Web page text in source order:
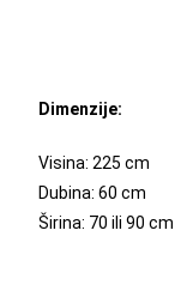
Dimenzije:
Visina: 225 cm
Dubina: 60 cm
Širina: 70 ili 90 cm